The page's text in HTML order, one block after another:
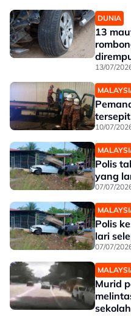
DUNIA
13
13/07/
10/07/
Polis
yang
07/07/
Polis
lari
07/07/
Murid
sekolah